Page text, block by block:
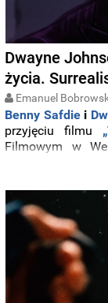
Dwayne
życia.
Emanuel
Benny Safdiei
przyjęciu filmu
Filmowym w
planują kolejną
adaptacją i
bohatera